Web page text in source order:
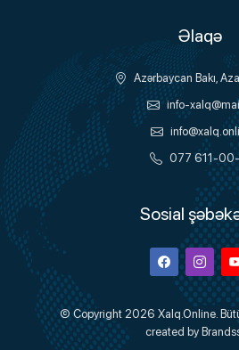
Əlaqə
Azərbaycan Bakı,
info-
077 611-
Sosial
FacebookInstagram
© Copyright 2026 Xalq.Online.
created by